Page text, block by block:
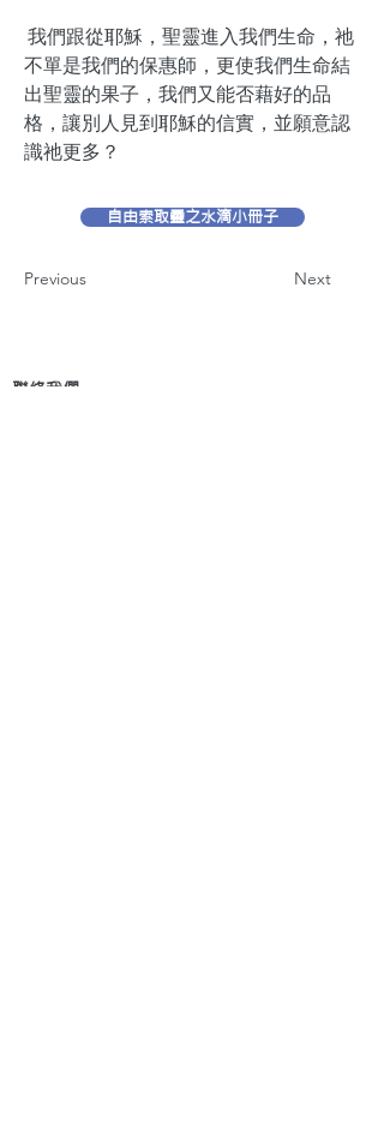
我們跟從耶穌，聖靈進入我們生命，祂
不單是我們的保惠師，更使我們生命結
出聖靈的果子，我們又能否藉好的品
格，讓別人見到耶穌的信實，並願意認
識祂更多？
自由索取靈之水滴小冊子
Previous Next
聯絡我們